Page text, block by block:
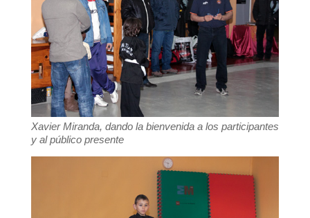
Xavier Miranda, dando la bienvenida a los participantes
y al público presente